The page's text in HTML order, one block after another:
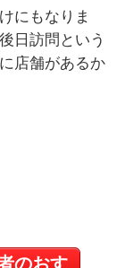
にもなりま
日訪問という
店舗があるか
のおす